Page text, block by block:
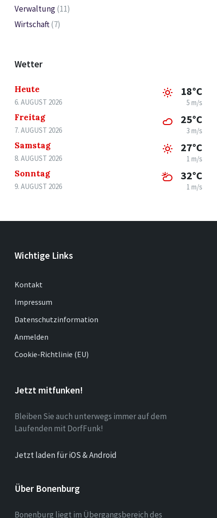
Verwaltung(11)
Wirtschaft(7)
Wetter
Heute
6. AUGUST 2026
18°C
5 m/s
Freitag
7. AUGUST 2026
25°C
3 m/s
Samstag
8. AUGUST 2026
27°C
1 m/s
Sonntag
9. AUGUST 2026
32°C
1 m/s
Wichtige Links
Kontakt
Impressum
Datenschutzinformation
Anmelden
Cookie-Richtlinie (EU)
Jetzt mitfunken!
Bleiben Sie auch unterwegs immer auf dem
Laufenden mit DorfFunk!
Jetzt laden für iOS & Android
Über Bonenburg
Bonenburg liegt im Übergangsbereich des